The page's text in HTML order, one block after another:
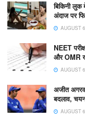
बिकिनी लुक
अंदाज पर
AUGUST
NEET
और OMR
AUGUST
अजीत
बदलाव,
AUGUST